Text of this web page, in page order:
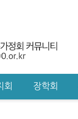
회 장학회